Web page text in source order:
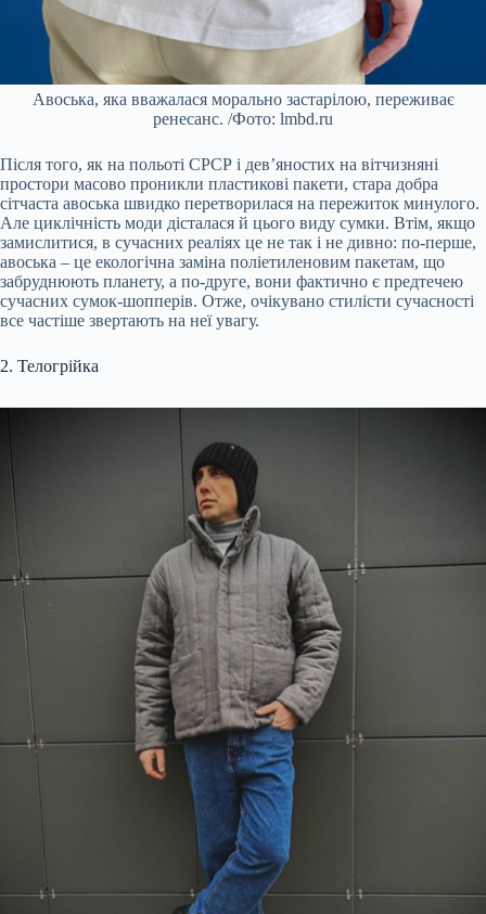
Авоська, яка вважалася морально застарілою, переживає
ренесанс. /Фото: lmbd.ru
Після того, як на польоті СРСР і дев’яностих на вітчизняні
простори масово проникли пластикові пакети, стара добра
сітчаста авоська швидко перетворилася на пережиток минулого.
Але циклічність моди дісталася й цього виду сумки. Втім, якщо
замислитися, в сучасних реаліях це не так і не дивно: по-перше,
авоська – це екологічна заміна поліетиленовим пакетам, що
забруднюють планету, а по-друге, вони фактично є предтечею
сучасних сумок-шопперів. Отже, очікувано стилісти сучасності
все частіше звертають на неї увагу.
2. Телогрійка